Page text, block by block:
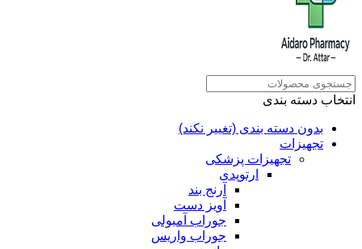
انتخاب دسته بندی
بدون دسته بندی (تغییر نکند)
تجهیزات
تجهیزات پزشکی
ارتوپدی
آرنج بند
آویز دست
جوراب آمبولی
جوراب واریس